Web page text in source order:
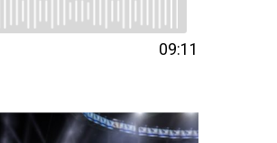
09:11